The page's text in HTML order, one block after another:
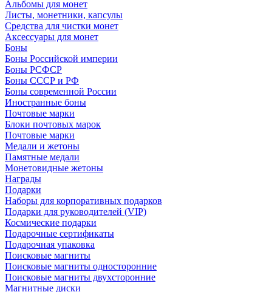
Альбомы для монет
Листы, монетники, капсулы
Средства для чистки монет
Аксессуары для монет
Боны
Боны Российской империи
Боны РСФСР
Боны СССР и РФ
Боны современной России
Иностранные боны
Почтовые марки
Блоки почтовых марок
Почтовые марки
Медали и жетоны
Памятные медали
Монетовидные жетоны
Награды
Подарки
Наборы для корпоративных подарков
Подарки для руководителей (VIP)
Космические подарки
Подарочные сертификаты
Подарочная упаковка
Поисковые магниты
Поисковые магниты односторонние
Поисковые магниты двухсторонние
Магнитные диски